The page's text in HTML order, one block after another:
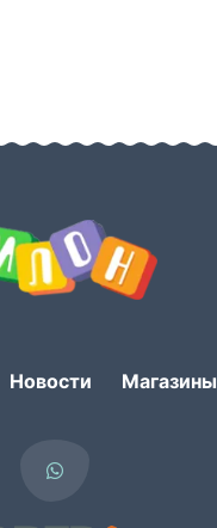
Новости Магазины